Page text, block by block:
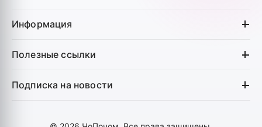
Информация
Полезные ссылки
Подписка на новости